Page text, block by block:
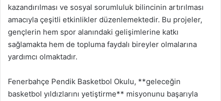
kazandırılması ve sosyal sorumluluk bilincinin artırılması
amacıyla çeşitli etkinlikler düzenlemektedir. Bu projeler,
gençlerin hem spor alanındaki gelişimlerine katkı
sağlamakta hem de topluma faydalı bireyler olmalarına
yardımcı olmaktadır.
Fenerbahçe Pendik Basketbol Okulu, **geleceğin
basketbol yıldızlarını yetiştirme** misyonunu başarıyla